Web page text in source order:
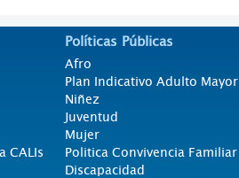
CALIs
Políticas Públicas
Afro
Plan Indicativo Adulto Mayor
Niñez
Juventud
Mujer
Politica Convivencia Familiar
Discapacidad